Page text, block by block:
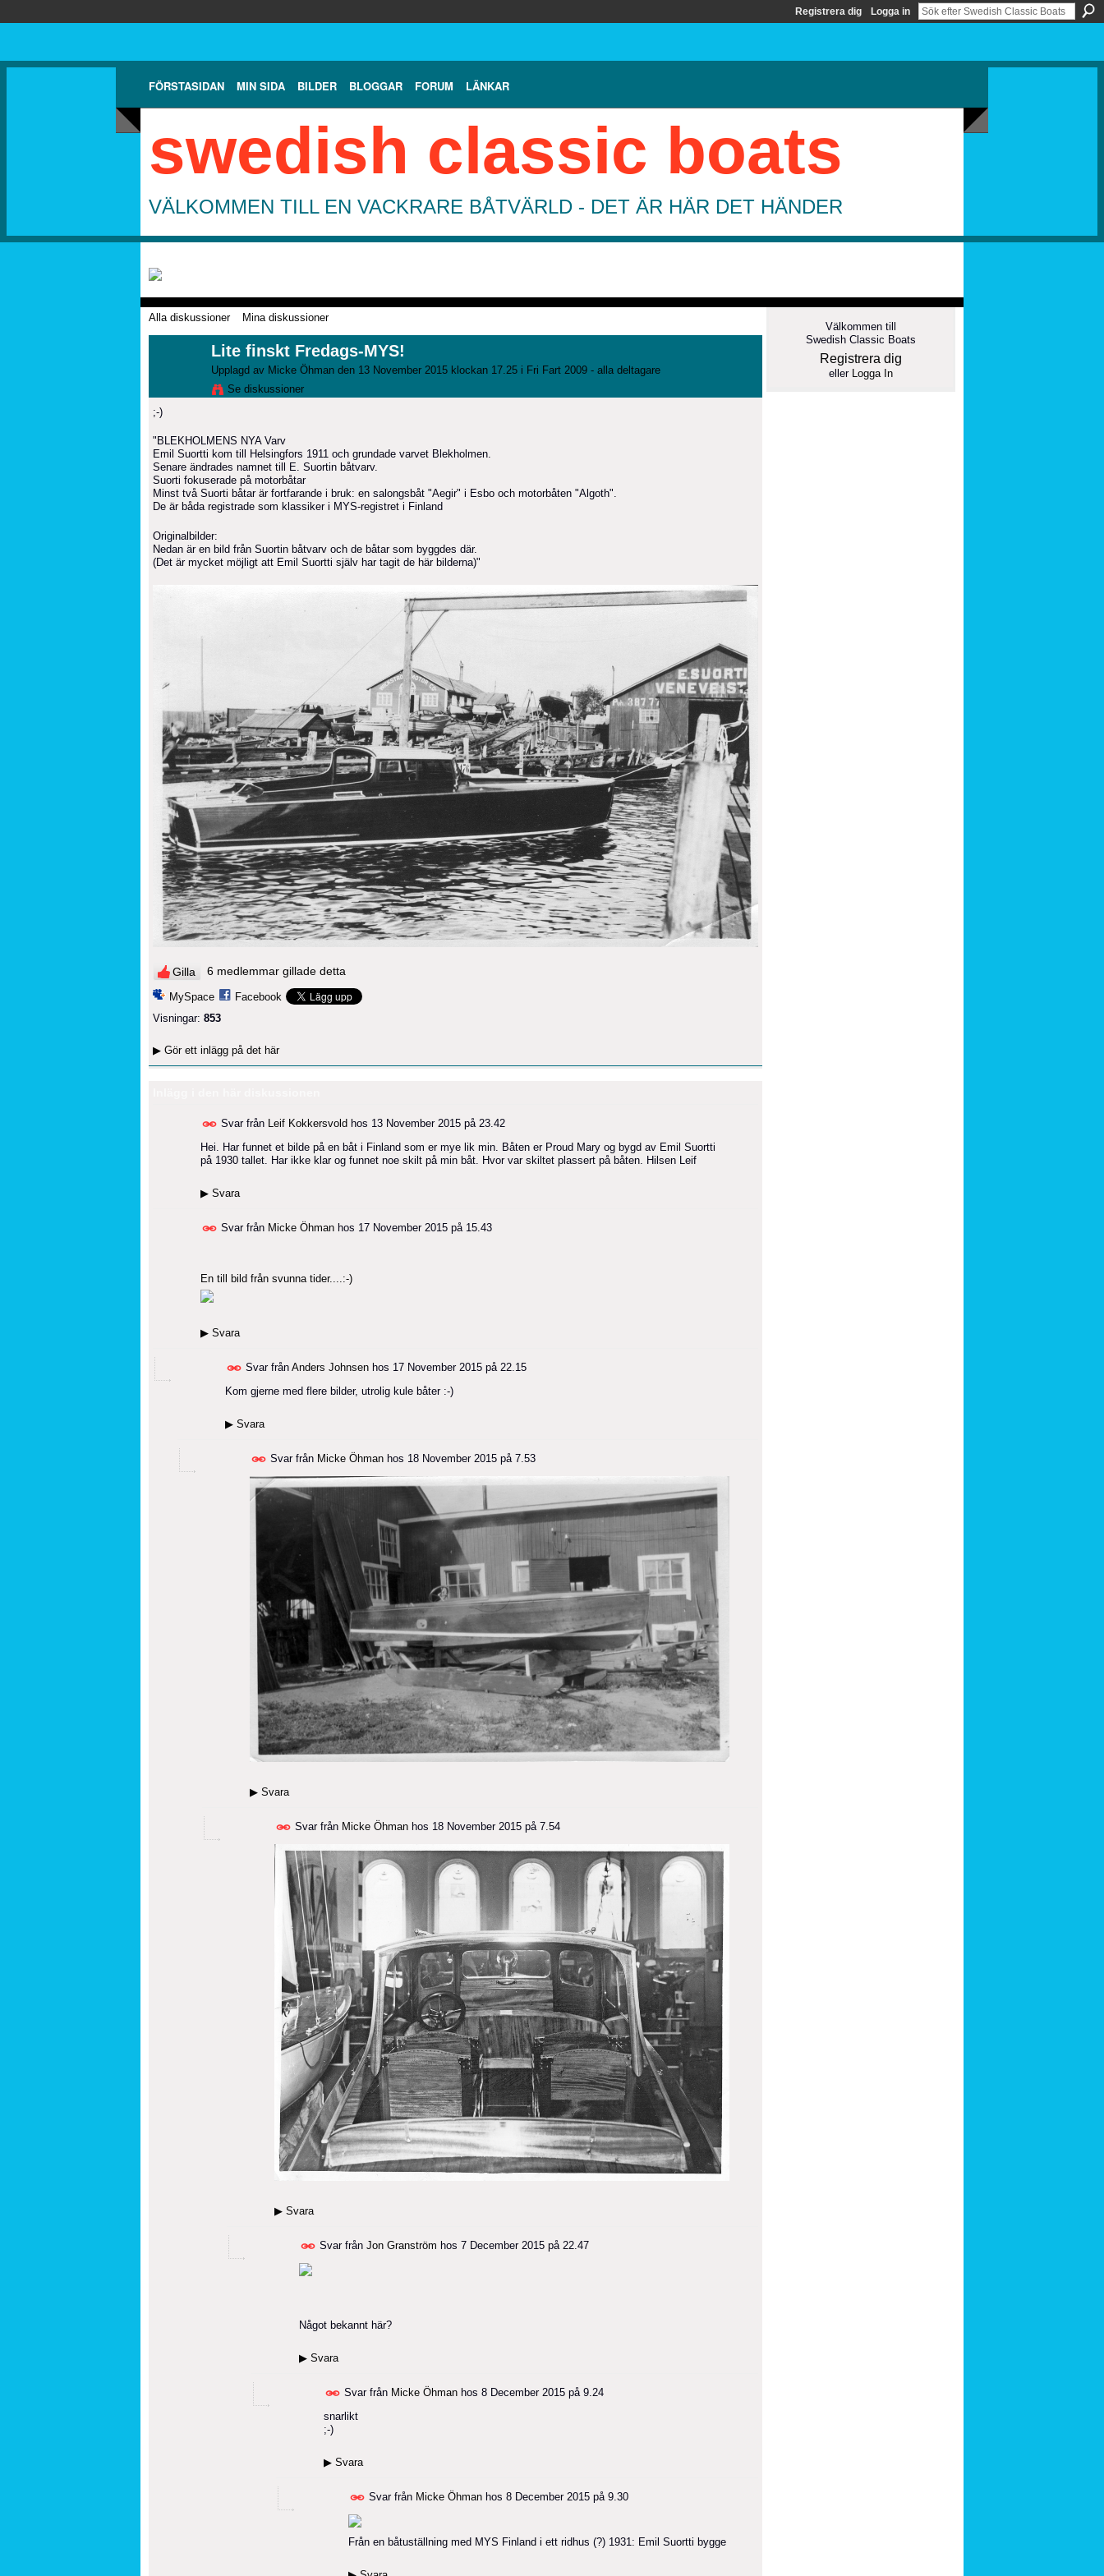
Registrera dig Logga in
FÖRSTASIDAN MIN SIDA BILDER BLOGGAR FORUM LÄNKAR
swedish classic boats
VÄLKOMMEN TILL EN VACKRARE BÅTVÄRLD - DET ÄR HÄR DET HÄNDER
Alla diskussioner Mina diskussioner
Lite finskt Fredags-MYS!
Upplagd av Micke Öhman den 13 November 2015 klockan 17.25 i Fri Fart 2009 - alla deltagare
Se diskussioner
;-)
"BLEKHOLMENS NYA Varv
Emil Suortti kom till Helsingfors 1911 och grundade varvet Blekholmen.
Senare ändrades namnet till E. Suortin båtvarv.
Suorti fokuserade på motorbåtar
Minst två Suorti båtar är fortfarande i bruk: en salongsbåt "Aegir" i Esbo och motorbåten "Algoth".
De är båda registrade som klassiker i MYS-registret i Finland
Originalbilder:
Nedan är en bild från Suortin båtvarv och de båtar som byggdes där.
(Det är mycket möjligt att Emil Suortti själv har tagit de här bilderna)"
Gilla 6 medlemmar gillade detta
MySpace
Facebook
Visningar: 853
▶ Gör ett inlägg på det här
Svar från Leif Kokkersvold hos 13 November 2015 på 23.42
Hei. Har funnet et bilde på en båt i Finland som er mye lik min. Båten er Proud Mary og bygd av Emil Suortti
på 1930 tallet. Har ikke klar og funnet noe skilt på min båt. Hvor var skiltet plassert på båten. Hilsen Leif
▶ Svara
Svar från Micke Öhman hos 17 November 2015 på 15.43
En till bild från svunna tider....:-)
▶ Svara
Svar från Anders Johnsen hos 17 November 2015 på 22.15
Kom gjerne med flere bilder, utrolig kule båter :-)
▶ Svara
Svar från Micke Öhman hos 18 November 2015 på 7.53
▶ Svara
Svar från Micke Öhman hos 18 November 2015 på 7.54
▶ Svara
Svar från Jon Granström hos 7 December 2015 på 22.47
Något bekannt här?
▶ Svara
Svar från Micke Öhman hos 8 December 2015 på 9.24
snarlikt
;-)
▶ Svara
Svar från Micke Öhman hos 8 December 2015 på 9.30
Från en båtuställning med MYS Finland i ett ridhus (?) 1931: Emil Suortti bygge
Välkommen till
Swedish Classic Boats
Registrera dig
eller Logga In